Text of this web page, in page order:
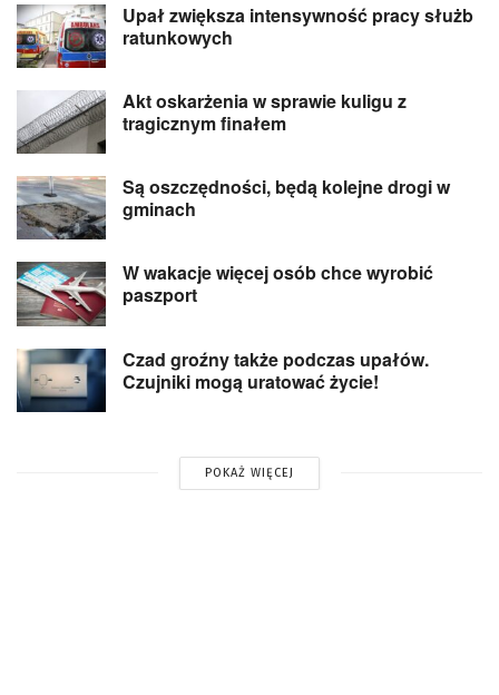
Upał zwiększa intensywność pracy służb
ratunkowych
Akt oskarżenia w sprawie kuligu z
tragicznym finałem
Są oszczędności, będą kolejne drogi w
gminach
W wakacje więcej osób chce wyrobić
paszport
Czad groźny także podczas upałów.
Czujniki mogą uratować życie!
POKAŻ WIĘCEJ